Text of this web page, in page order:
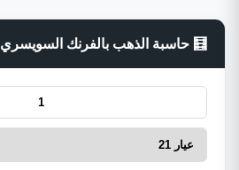
🧮 حاسبة الذهب بالفرنك السويسري